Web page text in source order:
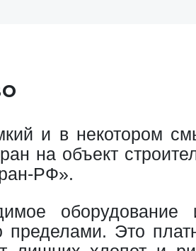
и в некотором
на объект
РФ».
оборудование
Это